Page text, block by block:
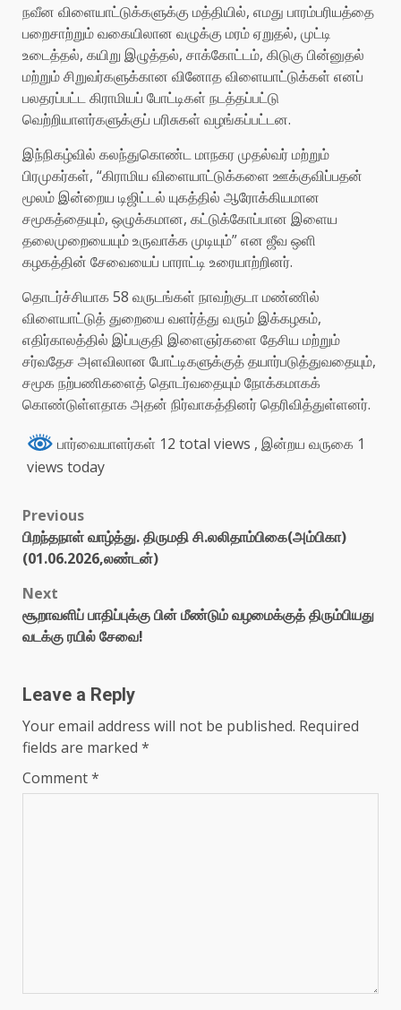
நவீன விளையாட்டுக்களுக்கு மத்தியில், எமது பாரம்பரியத்தை
பறைசாற்றும் வகையிலான வழுக்கு மரம் ஏறுதல், முட்டி
உடைத்தல், கயிறு இழுத்தல், சாக்கோட்டம், கிடுகு பின்னுதல்
மற்றும் சிறுவர்களுக்கான வினோத விளையாட்டுக்கள் எனப்
பலதரப்பட்ட கிராமியப் போட்டிகள் நடத்தப்பட்டு
வெற்றியாளர்களுக்குப் பரிசுகள் வழங்கப்பட்டன.
இந்நிகழ்வில் கலந்துகொண்ட மாநகர முதல்வர் மற்றும்
பிரமுகர்கள், “கிராமிய விளையாட்டுக்களை ஊக்குவிப்பதன்
மூலம் இன்றைய டிஜிட்டல் யுகத்தில் ஆரோக்கியமான
சமூகத்தையும், ஒழுக்கமான, கட்டுக்கோப்பான இளைய
தலைமுறையையும் உருவாக்க முடியும்” என ஜீவ ஒளி
கழகத்தின் சேவையைப் பாராட்டி உரையாற்றினர்.
தொடர்ச்சியாக 58 வருடங்கள் நாவற்குடா மண்ணில்
விளையாட்டுத் துறையை வளர்த்து வரும் இக்கழகம்,
எதிர்காலத்தில் இப்பகுதி இளைஞர்களை தேசிய மற்றும்
சர்வதேச அளவிலான போட்டிகளுக்குத் தயார்படுத்துவதையும்,
சமூக நற்பணிகளைத் தொடர்வதையும் நோக்கமாகக்
கொண்டுள்ளதாக அதன் நிர்வாகத்தினர் தெரிவித்துள்ளனர்.
பார்வையாளர்கள் 12 total views , இன்றய வருகை 1
views today
Previous
பிறந்தநாள் வாழ்த்து. திருமதி சி.லலிதாம்பிகை(அம்பிகா)
(01.06.2026,லண்டன்)
Next
சூறாவளிப் பாதிப்புக்கு பின் மீண்டும் வழமைக்குத் திரும்பியது
வடக்கு ரயில் சேவை!
Leave a Reply
Your email address will not be published. Required
fields are marked *
Comment*